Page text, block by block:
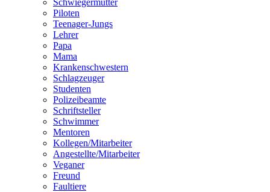
Schwiegermutter
Piloten
Teenager-Jungs
Lehrer
Papa
Mama
Krankenschwestern
Schlagzeuger
Studenten
Polizeibeamte
Schriftsteller
Schwimmer
Mentoren
Kollegen/Mitarbeiter
Angestellte/Mitarbeiter
Veganer
Freund
Faultiere